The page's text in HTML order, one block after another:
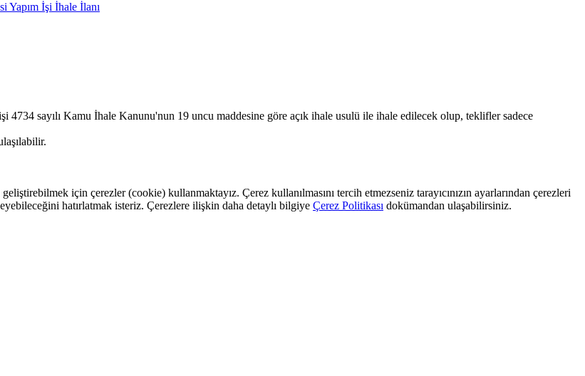
İşi İhale İlanı
sayılı Kamu İhale Kanunu'nun 19 uncu maddesine göre açık ihale usulü ile ihale edilecek olup, teklifler sadece
için çerezler (cookie) kullanmaktayız. Çerez kullanılmasını tercih etmezseniz tarayıcınızın ayarlarından çerezleri
hatırlatmak isteriz. Çerezlere ilişkin daha detaylı bilgiye Çerez Politikası dokümandan ulaşabilirsiniz.